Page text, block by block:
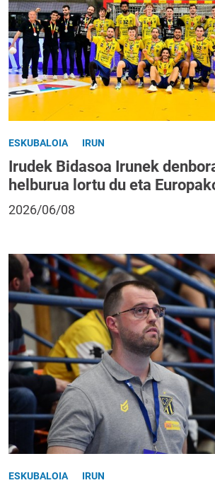
ESKUBALOIA IRUN
Irudek Bidasoa Irunek
helburua lortu du eta
2026/06/08
ESKUBALOIA IRUN